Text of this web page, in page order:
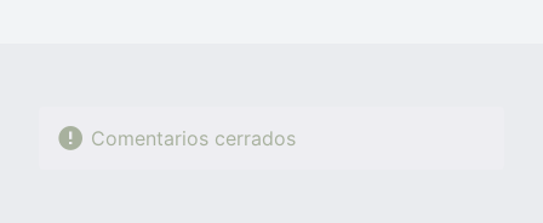
Comentarios cerrados